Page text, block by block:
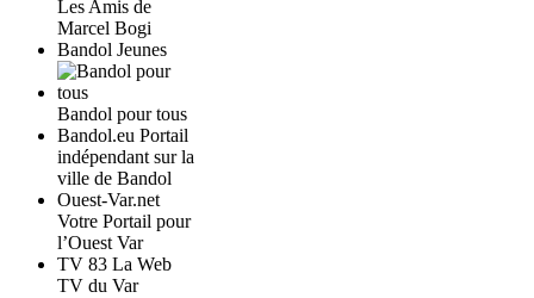
Les Amis de
Marcel Bogi
Bandol Jeunes
Bandol pour tous
Bandol.eu Portail
indépendant sur la
ville de Bandol
Ouest-Var.net
Votre Portail pour
l’Ouest Var
TV 83 La Web
TV du Var